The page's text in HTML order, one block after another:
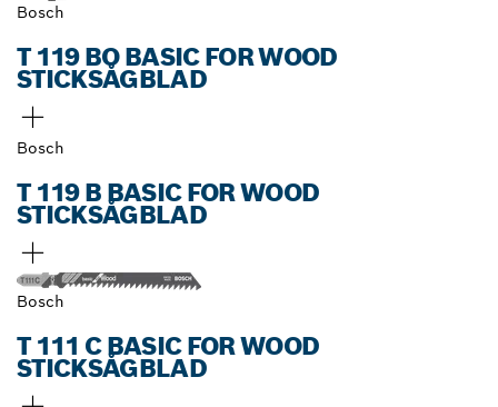
Bosch
T 119 BO BASIC FOR WOOD
STICKSÅGBLAD
Bosch
T 119 B BASIC FOR WOOD
STICKSÅGBLAD
Bosch
T 111 C BASIC FOR WOOD
STICKSÅGBLAD